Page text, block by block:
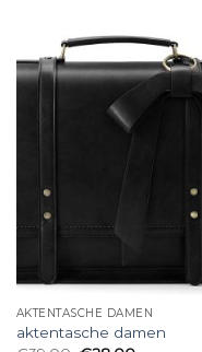
AKTENTASCHE DAMEN
aktentasche damen